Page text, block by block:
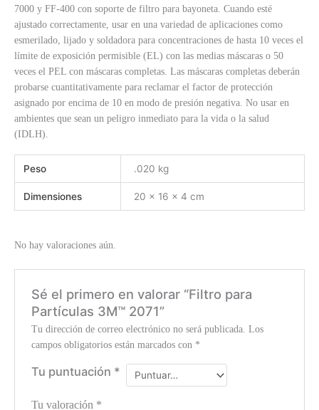
7000 y FF-400 con soporte de filtro para bayoneta. Cuando esté
ajustado correctamente, usar en una variedad de aplicaciones como
esmerilado, lijado y soldadora para concentraciones de hasta 10 veces el
límite de exposición permisible (EL) con las medias máscaras o 50
veces el PEL con máscaras completas. Las máscaras completas deberán
probarse cuantitativamente para reclamar el factor de protección
asignado por encima de 10 en modo de presión negativa. No usar en
ambientes que sean un peligro inmediato para la vida o la salud
(IDLH).
Peso .020 kg
Dimensiones 20 × 16 × 4 cm
No hay valoraciones aún.
Sé el primero en valorar “Filtro para
Partículas 3M™ 2071”
Tu dirección de correo electrónico no será publicada. Los
campos obligatorios están marcados con *
Tu puntuación *
Tu valoración *